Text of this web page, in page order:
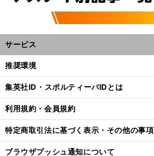
サービス
推奨環境
集英社ID・スポルティーバIDとは
利用規約・会員規約
特定商取引法に基づく表示・その他の事項
ブラウザプッシュ通知について